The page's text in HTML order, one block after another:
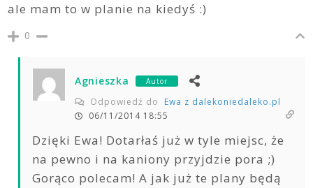
ale mam to w planie na kiedyś :)
0
Agnieszka Autor
Odpowiedź do Ewa z dalekoniedaleko.pl
06/11/2014 18:55
Dzięki Ewa! Dotarłaś już w tyle miejsc, że
na pewno i na kaniony przyjdzie pora ;)
Gorąco polecam! A jak już te plany będą